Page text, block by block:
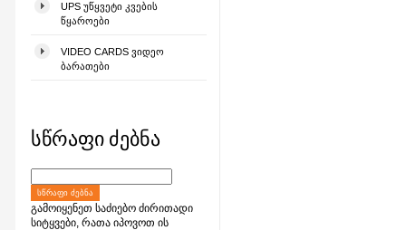
UPS ᲣᲬᲧᲕᲔᲢᲘ ᲙᲕᲔᲑᲘᲡ
ᲬᲧᲐᲠᲝᲔᲑᲘ
VIDEO CARDS ᲕᲘᲓᲔᲝ
ᲑᲐᲠᲐᲗᲔᲑᲘ
სწრაფი ძებნა
ᲡᲬᲠᲐᲤᲘ ᲫᲔᲑᲜᲐ
გამოიყენეთ საძიებო ძირითადი
სიტყვები, რათა იპოვოთ ის